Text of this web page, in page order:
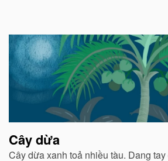
Cây dừa
Cây dừa xanh toả nhiều tàu. Dang